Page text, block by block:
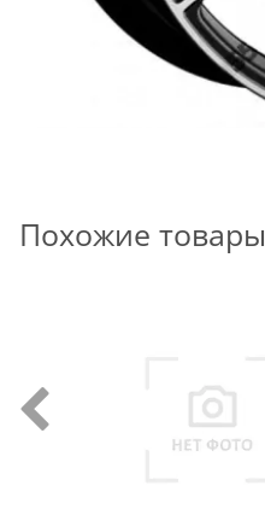
Похожие товары